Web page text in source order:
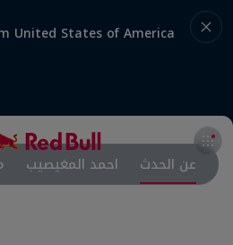
United States of America
عن الحدث احمد المغيصيب